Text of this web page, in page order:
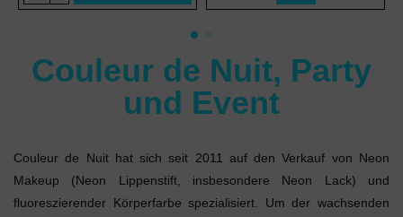
(170 noten)
Couleur de Nuit, Party
und Event
Couleur de Nuit hat sich seit 2011 auf den Verkauf von Neon
Makeup (Neon Lippenstift, insbesondere Neon Lack) und
fluoreszierender Körperfarbe spezialisiert. Um der wachsenden